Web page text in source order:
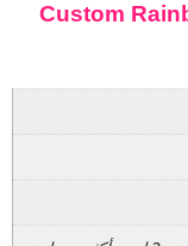
Custom